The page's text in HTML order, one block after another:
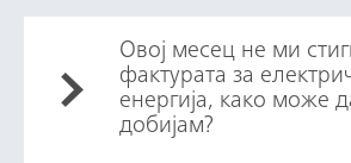
Овој месец не ми
фактурата за
енергија, како може
добијам?